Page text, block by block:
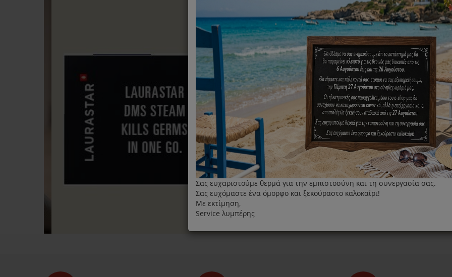
του
Με τον ξηρό ατμό της
ΠΕΡΙΣΣΌΤΕΡΑ
Σας ευχαριστούμε θερμά για την εμπιστοσύνη και τη συνεργασία σας.
Σας ευχόμαστε ένα όμορφο και ξεκούραστο καλοκαίρι!
Με εκτίμηση,
Service λυμπέρης